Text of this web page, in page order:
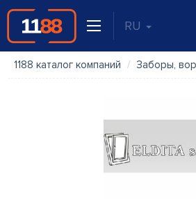
RU
1188 каталог компаний Заборы,